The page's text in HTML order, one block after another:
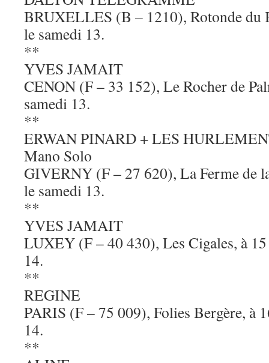
BRUXELLES (B – 1210), Rotonde du
le samedi 13.
**
YVES JAMAIT
CENON (F – 33 152), Le Rocher de
samedi 13.
**
ERWAN PINARD + LES
Mano Solo
GIVERNY (F – 27 620), La Ferme de
le samedi 13.
**
YVES JAMAIT
LUXEY (F – 40 430), Les Cigales, à
14.
**
REGINE
PARIS (F – 75 009), Folies Bergère, à
14.
**